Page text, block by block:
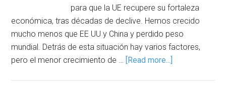
para que la UE recupere su fortaleza
económica, tras décadas de declive. Hemos crecido
mucho menos que EE UU y China y perdido peso
mundial. Detrás de esta situación hay varios factores,
pero el menor crecimiento de … [Read more...]